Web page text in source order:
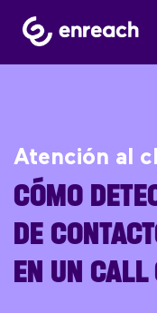
Atención al
CÓMO
DE
EN UN CALL